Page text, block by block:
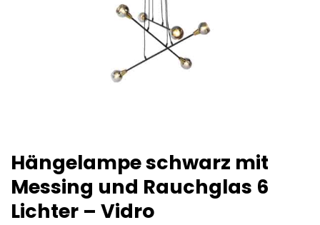
Hängelampe schwarz mit
Messing und Rauchglas 6
Lichter – Vidro